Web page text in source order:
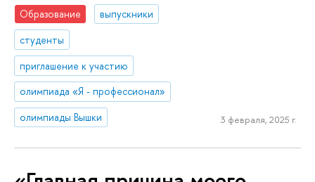
Образование
выпускники
студенты
приглашение к участию
олимпиада «Я - профессионал»
олимпиады Вышки
3 февраля, 2025 г.